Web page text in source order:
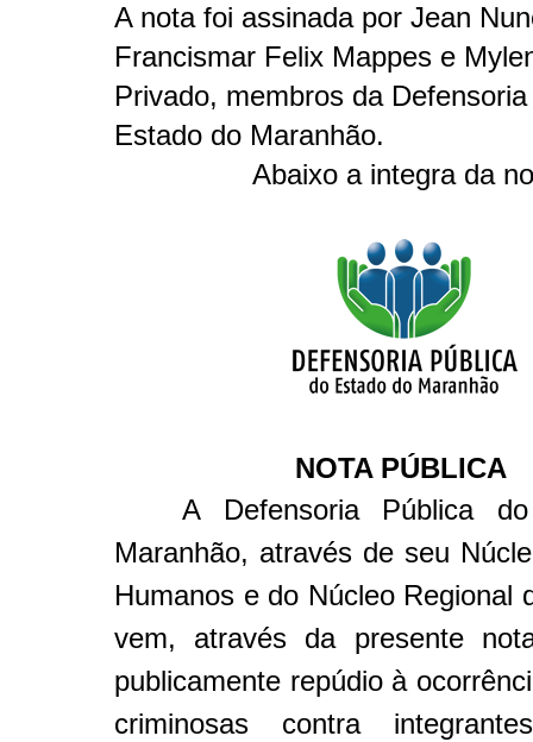
A nota foi assinada por Jean
Francismar Felix Mappes e
Privado, membros da
Estado do Maranhão.
Abaixo a integra da
NOTA PÚBLICA
A Defensoria Pública
Maranhão, através de seu
Humanos e do Núcleo Regional
vem, através da presente
publicamente repúdio à
criminosas contra